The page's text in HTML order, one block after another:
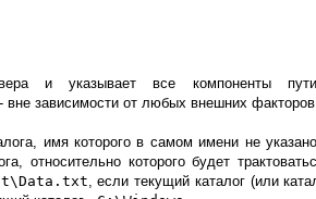
и указывает все компоненты
вне зависимости от любых внешних
имя которого в самом имени не
относительно которого будет
, если текущий каталог (или